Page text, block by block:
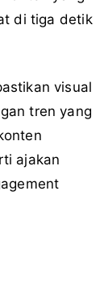
di tiga detik
visual
tren yang
ajakan